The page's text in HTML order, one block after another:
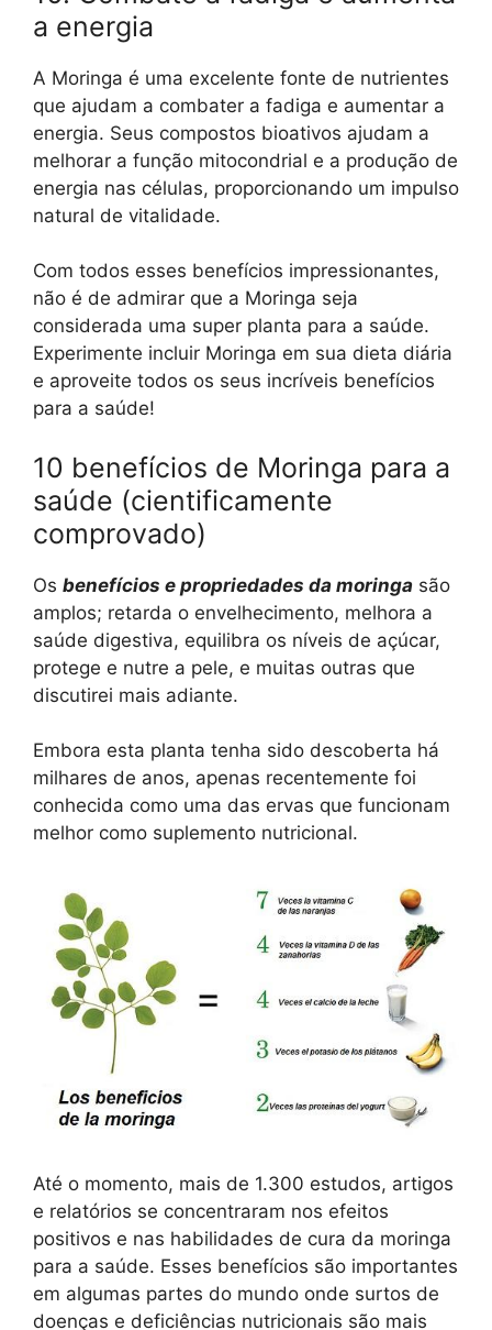
a energia
A Moringa é uma excelente fonte de nutrientes
que ajudam a combater a fadiga e aumentar a
energia. Seus compostos bioativos ajudam a
melhorar a função mitocondrial e a produção de
energia nas células, proporcionando um impulso
natural de vitalidade.
Com todos esses benefícios impressionantes,
não é de admirar que a Moringa seja
considerada uma super planta para a saúde.
Experimente incluir Moringa em sua dieta diária
e aproveite todos os seus incríveis benefícios
para a saúde!
10 benefícios de Moringa para a
saúde (cientificamente
comprovado)
Os benefícios e propriedades da moringa são
amplos; retarda o envelhecimento, melhora a
saúde digestiva, equilibra os níveis de açúcar,
protege e nutre a pele, e muitas outras que
discutirei mais adiante.
Embora esta planta tenha sido descoberta há
milhares de anos, apenas recentemente foi
conhecida como uma das ervas que funcionam
melhor como suplemento nutricional.
Até o momento, mais de 1.300 estudos, artigos
e relatórios se concentraram nos efeitos
positivos e nas habilidades de cura da moringa
para a saúde. Esses benefícios são importantes
em algumas partes do mundo onde surtos de
doenças e deficiências nutricionais são mais